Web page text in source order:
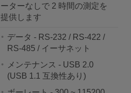
ーターなしで 2 時間の測定を
提供します
データ - RS-232 / RS-422 /
RS-485 / イーサネット
メンテナンス - USB 2.0
(USB 1.1 互換性あり)